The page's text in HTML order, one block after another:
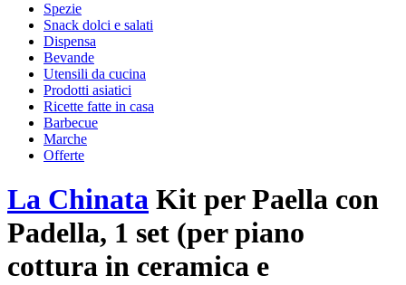
Spezie
Snack dolci e salati
Dispensa
Bevande
Utensili da cucina
Prodotti asiatici
Ricette fatte in casa
Barbecue
Marche
Offerte
La Chinata Kit per Paella con
Padella, 1 set (per piano
cottura in ceramica e